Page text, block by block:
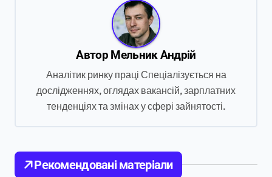
и
Автор Мельник Андрій
Аналітик ринку праці Спеціалізується на
дослідженнях, оглядах вакансій, зарплатних
тенденціях та змінах у сфері зайнятості.
Рекомендовані матеріали